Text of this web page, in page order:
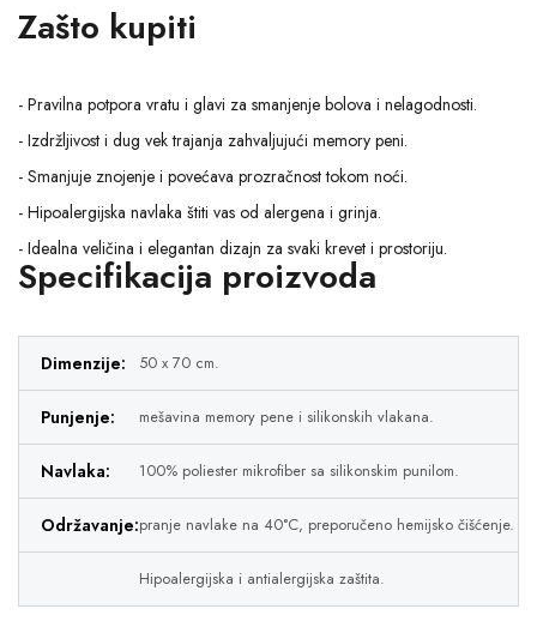
Zašto kupiti
- Pravilna potpora vratu i glavi za smanjenje bolova i nelagodnosti.
- Izdržljivost i dug vek trajanja zahvaljujući memory peni.
- Smanjuje znojenje i povećava prozračnost tokom noći.
- Hipoalergijska navlaka štiti vas od alergena i grinja.
- Idealna veličina i elegantan dizajn za svaki krevet i prostoriju.
Specifikacija proizvoda
Dimenzije: 50 x 70 cm.
Punjenje: mešavina memory pene i silikonskih vlakana.
Navlaka: 100% poliester mikrofiber sa silikonskim punilom.
Održavanje:pranje navlake na 40°C, preporučeno hemijsko čišćenje.
Hipoalergijska i antialergijska zaštita.